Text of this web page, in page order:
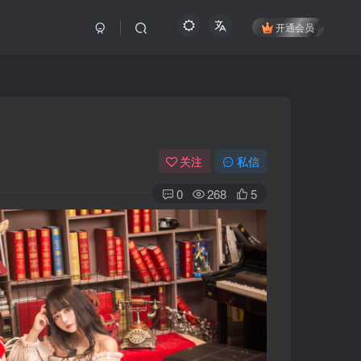
开通会员
关注 私信
0 268 5